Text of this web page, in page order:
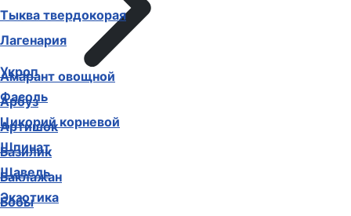
Амарант овощной
Арбуз
Артишок
Базилик
Баклажан
Бобы
Тыква твердокорая
Лагенария
Укроп
Фасоль
Цикорий корневой
Шпинат
Щавель
Экзотика